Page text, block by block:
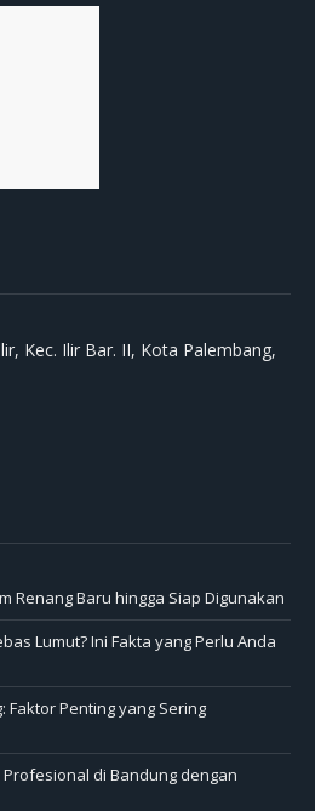
Kec. Ilir Bar. II, Kota Palembang,
Renang Baru hingga Siap Digunakan
Lumut? Ini Fakta yang Perlu Anda
Faktor Penting yang Sering
di Bandung dengan